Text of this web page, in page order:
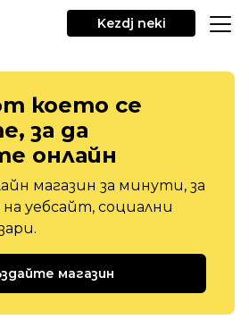
Kezdj neki
което се
за да
онлайн
магазин за минути, за
уебсайт, социални
магазин